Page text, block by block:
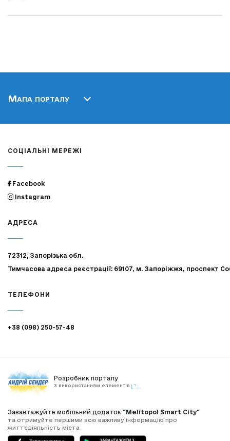
Мапа порталу
СОЦІАЛЬНІ МЕРЕЖІ
Facebook
Instagram
АДРЕСА
72312, Запорізька обл.
Тимчасова адреса реєстрації: 69107, м. Запоріжжя, проспект
ТЕЛЕФОНИ
+38 (098) 250-57-48
Розробник порталу
З використанням елементів
Завантажуйте мобільний додаток "Melitopol Smart City"
та отримуйте першими всю важливу інформацію про
життєдіяльність міста